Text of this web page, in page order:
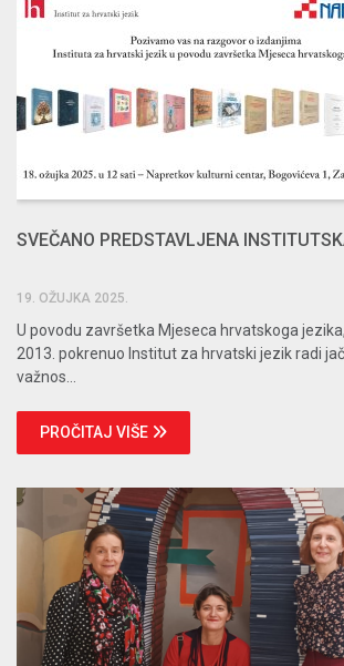
SVEČANO PREDSTAVLJENA
19. OŽUJKA 2025.
U povodu završetka Mjeseca hrvatskoga
2013. pokrenuo Institut za hrvatski jezik radi
važnos...
PROČITAJ VIŠE